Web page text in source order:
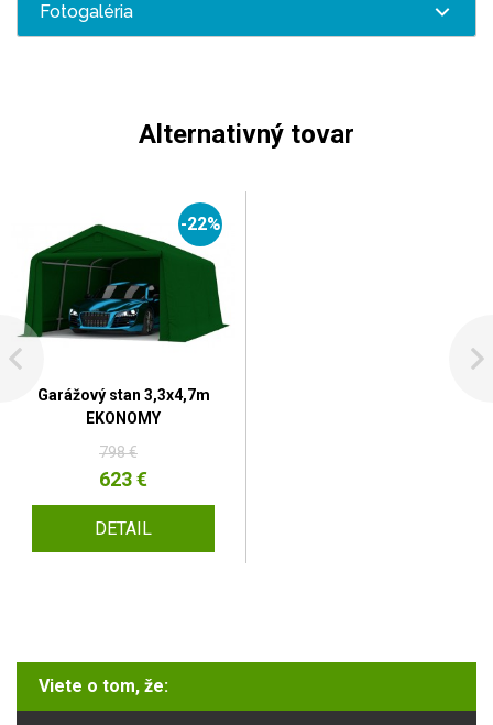
Fotogaléria
Alternativný tovar
-22%
Garážový stan 3,3x4,7m
EKONOMY
798 €
623 €
DETAIL
Viete o tom, že: